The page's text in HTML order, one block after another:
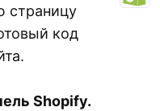
страницу
код
Shopify.